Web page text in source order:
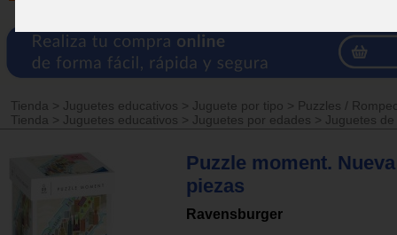
Tienda > Juguetes educativos > Juguete por tipo > Puzzles /
Tienda
> Juguetes educativos > Juguetes por edades > Juguetes
Puzzle moment.
piezas
Ravensburger